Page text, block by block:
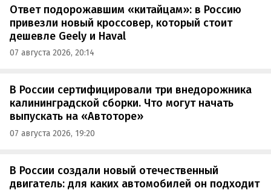
Ответ подорожавшим «китайцам»: в Россию
привезли новый кроссовер, который стоит
дешевле Geely и Haval
07 августа 2026, 20:14
В России сертифицировали три внедорожника
калининградской сборки. Что могут начать
выпускать на «Автоторе»
07 августа 2026, 19:20
В России создали новый отечественный
двигатель: для каких автомобилей он подходит